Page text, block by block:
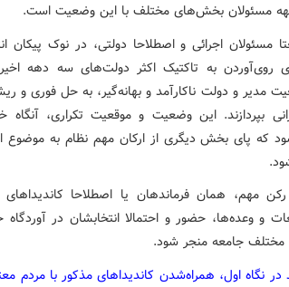
مسئولان بخش‌های مختلف با این وضعیت است.
مسئولان اجرائی و اصطلاحا دولتی، در نوک
روی‌آوردن به تاکتیک اکثر دولت‌های سه دهه
مدیر و دولت ناکارآمد و بهانه‌گیر، به حل فوری
بپردازند. این وضعیت و موقعیت تکراری،
که پای بخش دیگری از ارکان مهم نظام به موضوع
مهم، همان فرماندهان یا اصطلاحا
مختلف جامعه منجر شود.
در نگاه اول، همراه‌شدن کاندیداهای مذکور با مردم